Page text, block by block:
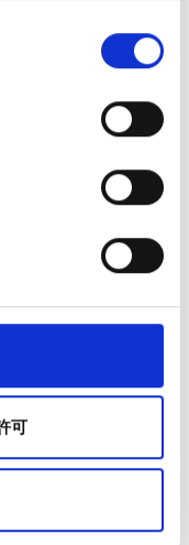
可
おります。
能や表示が正しく動作
にしてご覧ください。
ツール「Googleアナリ
のデータは匿名で収集
せん。
拒否することが出来
ビス利用規約
や
さい。